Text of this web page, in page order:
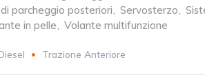
parcheggio posteriori, Servosterzo,
in pelle, Volante multifunzione
Trazione Anteriore